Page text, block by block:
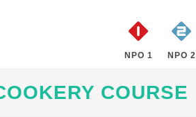
NPO 1 NPO 2
COURSE